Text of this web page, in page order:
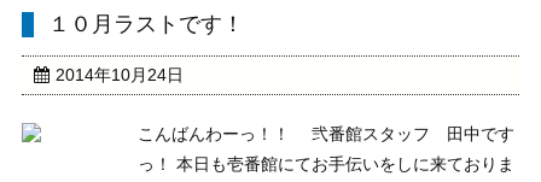
納車のお車の準備をお手伝い！！ 展示場もがらり
と並びが変わりましたっ ※夜になってしまったの
で、写真 ...
１０月ラストです！
2014年10月24日
こんばんわーっ！！ 弐番館スタッフ 田中です
っ！ 本日も壱番館にてお手伝いをしに来ておりま